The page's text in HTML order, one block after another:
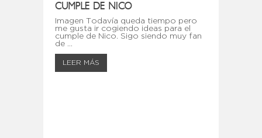
CUMPLE DE NICO
Imagen Todavía queda tiempo pero
me gusta ir cogiendo ideas para el
cumple de Nico. Sigo siendo muy fan
de ...
LEER MÁS